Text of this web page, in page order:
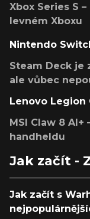
Xbox Series S
levném Xboxu
Nintendo
Steam Deck je
ale vůbec
Lenovo Legion
MSI Claw 8
handheldu
Jak začít -
Jak začít s